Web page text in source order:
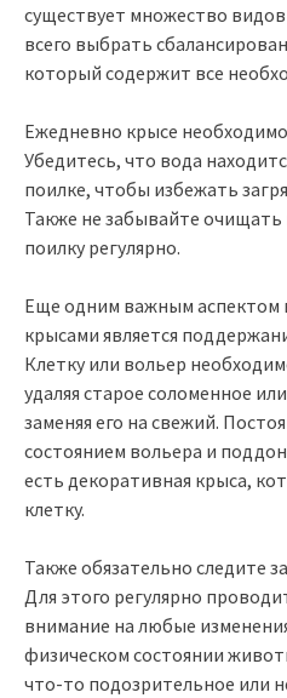
существует множество
всего выбрать
который содержит все
Ежедневно крысе
Убедитесь, что вода
поилке, чтобы избежать
Также не забывайте
поилку регулярно.
Еще одним важным аспектом
крысами является
Клетку или вольер
удаляя старое соломенное
заменяя его на свежий.
состоянием вольера и
есть декоративная крыса,
клетку.
Также обязательно следите
Для этого регулярно
внимание на любые
физическом состоянии
что-то подозрительное или